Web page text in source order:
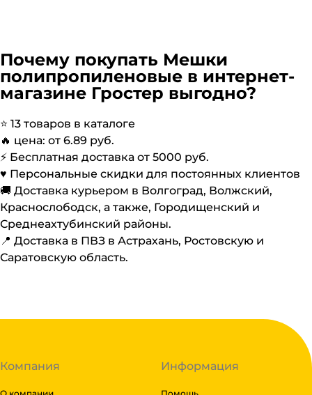
Почему покупать Мешки
полипропиленовые в интернет-
магазине Гростер выгодно?
⭐️ 13 товаров в каталоге
🔥 цена: от 6.89 руб.
⚡️ Бесплатная доставка от 5000 руб.
♥️ Персональные скидки для постоянных клиентов
🚚 Доставка курьером в Волгоград, Волжский,
Краснослободск, а также, Городищенский и
Среднеахтубинский районы.
📍 Доставка в ПВЗ в Астрахань, Ростовскую и
Саратовскую область.
Компания Информация